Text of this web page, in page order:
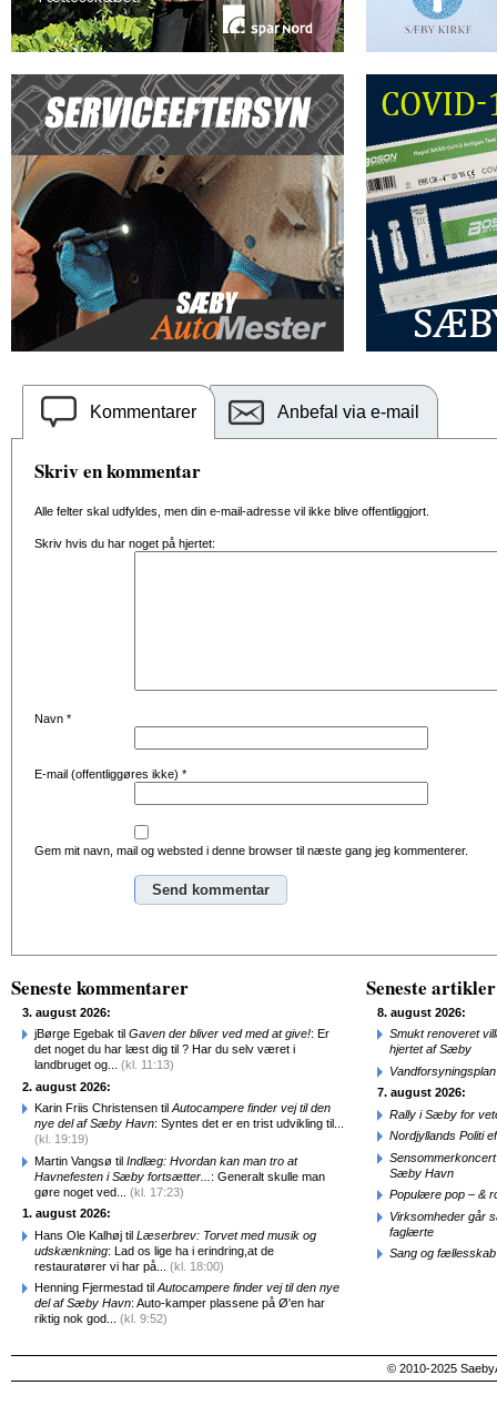
Kommentarer Anbefal via e-mail
Skriv en kommentar
Alle felter skal udfyldes, men din e-mail-adresse vil ikke blive offentliggjort.
Skriv hvis du har noget på hjertet:
Navn *
E-mail (offentliggøres ikke) *
Gem mit navn, mail og websted i denne browser til næste gang jeg kommenterer.
Seneste kommentarer
3. august 2026:
jBørge Egebak til Gaven der bliver ved med at give!: Er
det noget du har læst dig til ? Har du selv været i
landbruget og... (kl. 11:13)
2. august 2026:
Karin Friis Christensen til Autocampere finder vej til den
nye del af Sæby Havn: Syntes det er en trist udvikling til...
(kl. 19:19)
Martin Vangsø til Indlæg: Hvordan kan man tro at
Havnefesten i Sæby fortsætter... : Generalt skulle man
gøre noget ved... (kl. 17:23)
1. august 2026:
Hans Ole Kalhøj til Læserbrev: Torvet med musik og
udskænkning: Lad os lige ha i erindring,at de
restauratører vi har på... (kl. 18:00)
Henning Fjermestad til Autocampere finder vej til den nye
del af Sæby Havn: Auto-kamper plassene på Ø'en har
riktig nok god... (kl. 9:52)
Seneste artikler
8. august 2026:
Smukt renoveret
hjertet af Sæby
7. august 2026:
Rally i Sæby for
Nordjyllands Politi
Sæby Havn
Populære pop – &
Virksomheder går
faglærte
Sang og
© 2010-2025